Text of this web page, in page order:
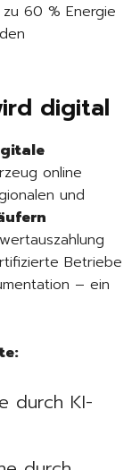
60 % Energie
digital
online
und
Betriebe
– ein
durch KI-